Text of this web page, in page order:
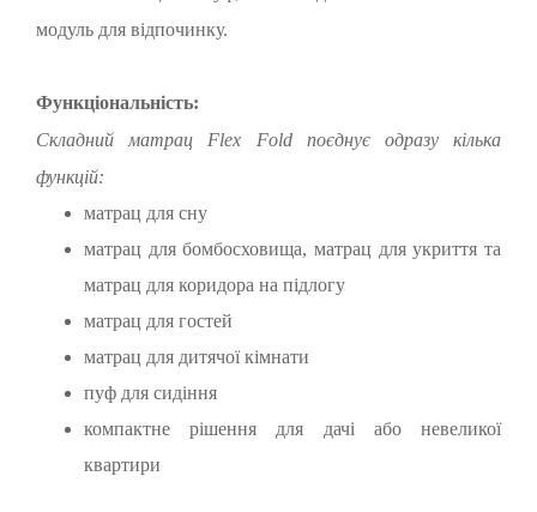
модуль для відпочинку.
Функціональність:
Складний матрац Flex Fold поєднує одразу кілька
функцій:
матрац для сну
матрац для бомбосховища, матрац для укриття та
матрац для коридора на підлогу
матрац для гостей
матрац для дитячої кімнати
пуф для сидіння
компактне рішення для дачі або невеликої
квартири